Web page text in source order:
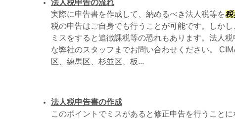
法人税申告の流れ
実際に申告書を作成して、納めるべき法人税等を税
税の申告はご自身でも行うことが可能です。しかし
ミスをすると追徴課税等の恐れもあります。法人
な弊社のスタッフまでお問い合わせください。
区、練馬区、杉並区、板...
法人税申告書の作成
このポイントでミスがあると修正申告を行うこと